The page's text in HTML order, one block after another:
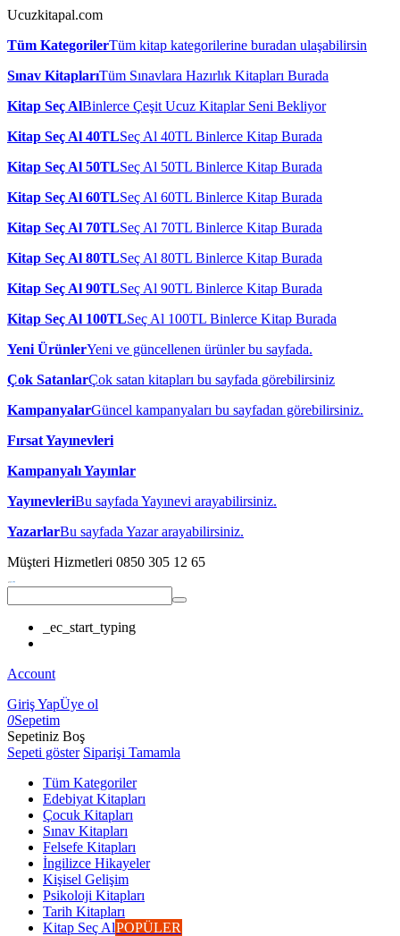
Ucuzkitapal.com
Tüm KategorilerTüm kitap kategorilerine buradan ulaşabilirsin
Sınav KitaplarıTüm Sınavlara Hazırlık Kitapları Burada
Kitap Seç AlBinlerce Çeşit Ucuz Kitaplar Seni Bekliyor
Kitap Seç Al 40TLSeç Al 40TL Binlerce Kitap Burada
Kitap Seç Al 50TLSeç Al 50TL Binlerce Kitap Burada
Kitap Seç Al 60TLSeç Al 60TL Binlerce Kitap Burada
Kitap Seç Al 70TLSeç Al 70TL Binlerce Kitap Burada
Kitap Seç Al 80TLSeç Al 80TL Binlerce Kitap Burada
Kitap Seç Al 90TLSeç Al 90TL Binlerce Kitap Burada
Kitap Seç Al 100TLSeç Al 100TL Binlerce Kitap Burada
Yeni ÜrünlerYeni ve güncellenen ürünler bu sayfada.
Çok SatanlarÇok satan kitapları bu sayfada görebilirsiniz
KampanyalarGüncel kampanyaları bu sayfadan görebilirsiniz.
Fırsat Yayınevleri
Kampanyalı Yayınlar
YayınevleriBu sayfada Yayınevi arayabilirsiniz.
YazarlarBu sayfada Yazar arayabilirsiniz.
Müşteri Hizmetleri 0850 305 12 65
_ec_start_typing
Account
Giriş YapÜye ol
0Sepetim
Sepetiniz Boş
Sepeti göster Siparişi Tamamla
Tüm Kategoriler
Edebiyat Kitapları
Çocuk Kitapları
Sınav Kitapları
Felsefe Kitapları
İngilizce Hikayeler
Kişisel Gelişim
Psikoloji Kitapları
Tarih Kitapları
Kitap Seç AlPOPÜLER